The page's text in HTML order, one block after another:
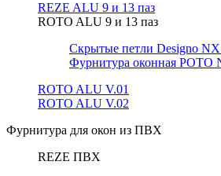
REZE ALU 9 и 13 паз
ROTO ALU 9 и 13 паз
Скрытые петли Designo
Фурнитура оконная РОТО
ROTO ALU V.01
ROTO ALU V.02
Фурнитура для окон из ПВХ
REZE ПВХ